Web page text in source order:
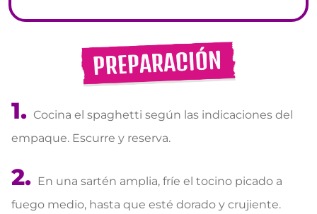
Cocina el spaghetti según las indicaciones del
empaque. Escurre y reserva.
En una sartén amplia, fríe el tocino picado a
fuego medio, hasta que esté dorado y crujiente.